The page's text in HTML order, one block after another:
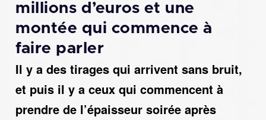
millions d’euros et une
montée qui commence à
faire parler
Il y a des tirages qui arrivent sans bruit,
et puis il y a ceux qui commencent à
prendre de l’épaisseur soirée après